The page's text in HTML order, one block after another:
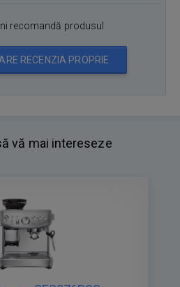
recomandă produsul
RECENZIA PROPRIE
vă mai intereseze